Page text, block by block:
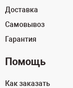
Доставка
Самовывоз
Гарантия
Помощь
Как заказать